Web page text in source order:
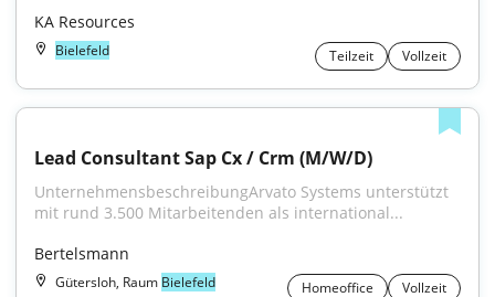
KA Resources
Bielefeld Teilzeit Vollzeit
Lead Consultant Sap Cx / Crm (M/W/D)
UnternehmensbeschreibungArvato Systems unterstützt
mit rund 3.500 Mitarbeitenden als international...
Bertelsmann
Gütersloh, Raum Bielefeld Homeoffice Vollzeit